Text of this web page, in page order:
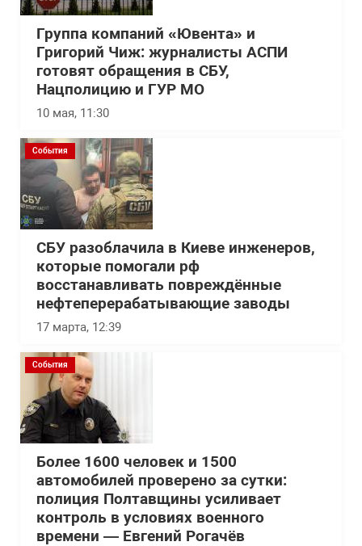
Группа компаний «Ювента» и
Григорий Чиж: журналисты АСПИ
готовят обращения в СБУ,
Нацполицию и ГУР МО
10 мая, 11:30
События
СБУ разоблачила в Киеве инженеров,
которые помогали рф
восстанавливать повреждённые
нефтеперерабатывающие заводы
17 марта, 12:39
События
Более 1600 человек и 1500
автомобилей проверено за сутки:
полиция Полтавщины усиливает
контроль в условиях военного
времени — Евгений Рогачёв